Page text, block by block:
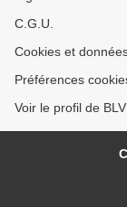
C.G.U.
Cookies et
Préférences
Voir le profil de